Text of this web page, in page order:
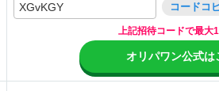
XGvKGY コードコ
上記招待コードで最大
オリパワン公式は